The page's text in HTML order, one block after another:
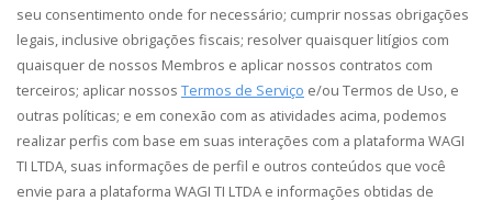
seu consentimento onde for necessário; cumprir nossas obrigações
legais, inclusive obrigações fiscais; resolver quaisquer litígios com
quaisquer de nossos Membros e aplicar nossos contratos com
terceiros; aplicar nossos Termos de Serviço e/ou Termos de Uso, e
outras políticas; e em conexão com as atividades acima, podemos
realizar perfis com base em suas interações com a plataforma WAGI
TI LTDA, suas informações de perfil e outros conteúdos que você
envie para a plataforma WAGI TI LTDA e informações obtidas de